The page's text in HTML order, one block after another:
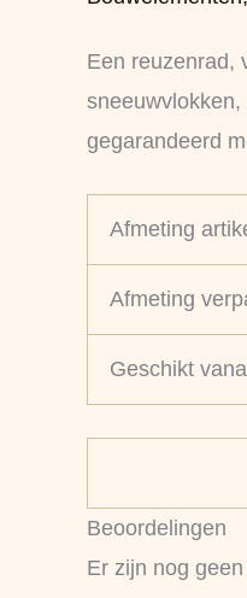
Een reuzenrad,
gegarandeerd
Afmeting
Afmeting
Geschikt
Beoordelingen
Er zijn nog